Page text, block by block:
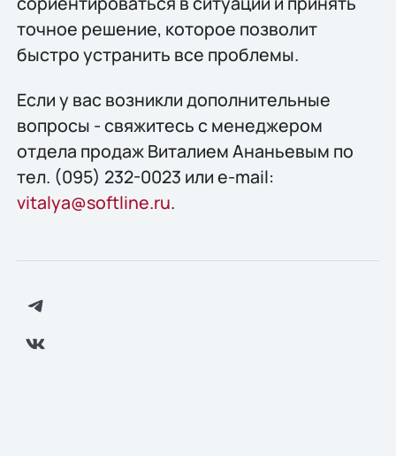
точное решение, которое позволит
быстро устранить все проблемы.
Если у вас возникли дополнительные
вопросы - свяжитесь с менеджером
отдела продаж Виталием Ананьевым по
тел. (095) 232-0023 или e-mail:
vitalya@softline.ru.